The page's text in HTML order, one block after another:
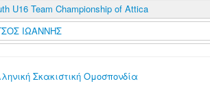
U16 Team Championship of Attica
ΙΩΑΝΝΗΣ
Σκακιστική Ομοσπονδία